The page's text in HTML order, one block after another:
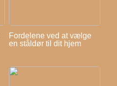
Fordelene ved at vælge
en ståldør til dit hjem